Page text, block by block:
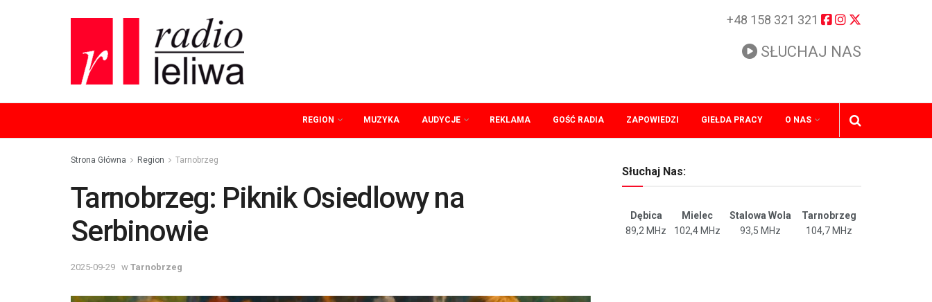
+48 158 321 321
SŁUCHAJ NAS
REGION MUZYKA AUDYCJE REKLAMA GOŚĆ RADIA ZAPOWIEDZI GIEŁDA PRACY O NAS
Strona Główna Region Tarnobrzeg
Tarnobrzeg: Piknik Osiedlowy na
Serbinowie
2025-09-29 w Tarnobrzeg
Słuchaj Nas:
Dębica Mielec Stalowa Wola
Tarnobrzeg
89,2 MHz
102,4 MHz 93,5 MHz 104,7 MHz